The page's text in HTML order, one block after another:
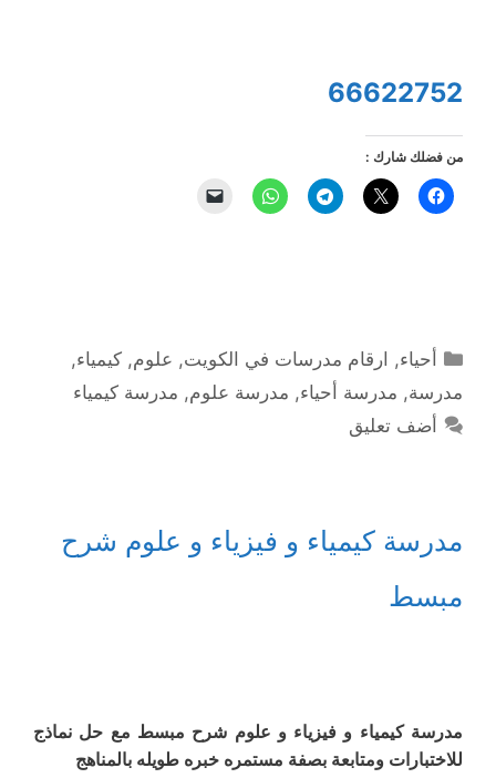
66622752
من فضلك شارك :
التصنيفات
أحياء, ارقام مدرسات في الكويت, علوم,كيمياء,
مدرسة, مدرسة أحياء, مدرسة علوم, مدرسة كيمياء
أضف تعليق
مدرسة كيمياء و فيزياء و علوم شرح
مبسط
مدرسة كيمياء و فيزياء و علوم شرح مبسط مع حل نماذج
للاختبارات ومتابعة بصفة مستمره خبره طويله بالمناهج